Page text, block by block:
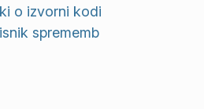
o izvorni kodi
sprememb